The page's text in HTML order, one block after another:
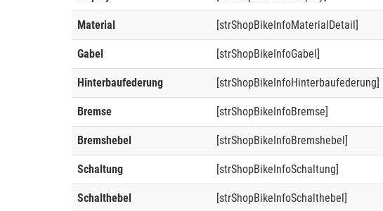
Material [strShopBikeInfoMaterialDetail]
Gabel [strShopBikeInfoGabel]
Hinterbaufederung [strShopBikeInfoHinterbaufederung]
Bremse [strShopBikeInfoBremse]
Bremshebel [strShopBikeInfoBremshebel]
Schaltung [strShopBikeInfoSchaltung]
Schalthebel [strShopBikeInfoSchalthebel]